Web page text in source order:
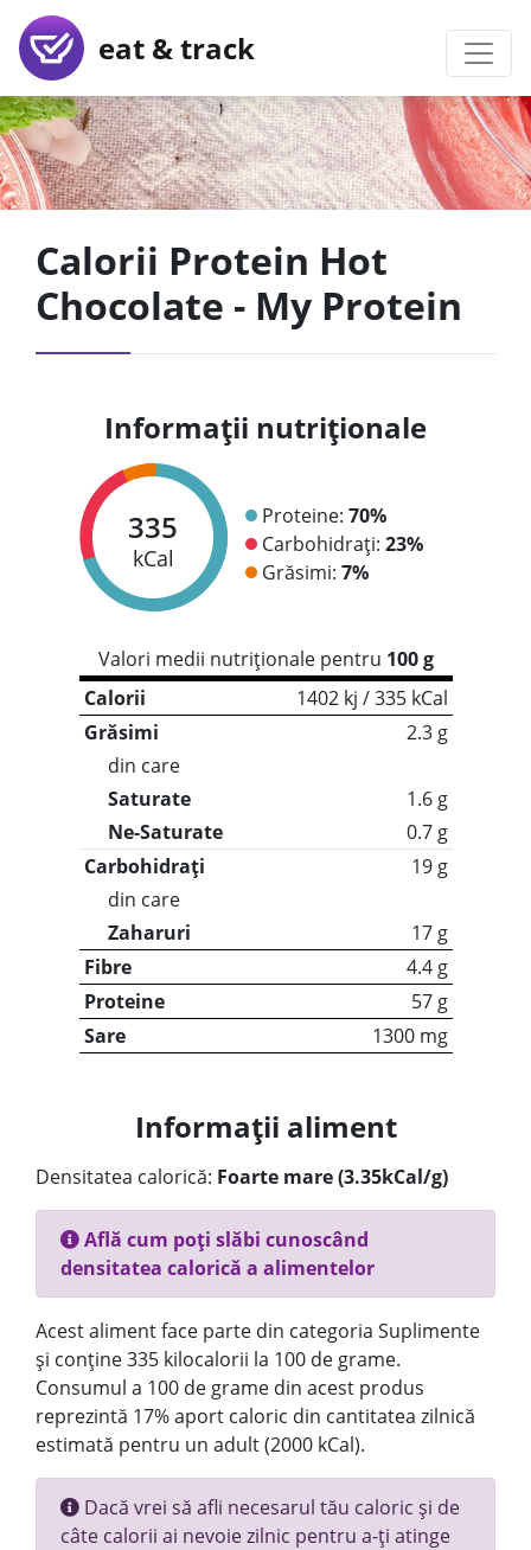
eat & track
Calorii Protein Hot
Chocolate - My Protein
Informații nutriționale
335
kCal
Proteine: 70%
Carbohidrați: 23%
Grăsimi: 7%
Valori medii nutriționale pentru 100 g
Calorii
1402 kj / 335 kCal
Grăsimi
2.3 g
din care
Saturate
1.6 g
Ne-Saturate
0.7 g
Carbohidrați
19 g
din care
Zaharuri
17 g
Fibre
4.4 g
Proteine
57 g
Sare
1300 mg
Informații aliment
Densitatea calorică: Foarte mare (3.35kCal/g)
Află cum poți slăbi cunoscând
densitatea calorică a alimentelor
Acest aliment face parte din categoria Suplimente
și conține 335 kilocalorii la 100 de grame.
Consumul a 100 de grame din acest produs
reprezintă 17% aport caloric din cantitatea zilnică
estimată pentru un adult (2000 kCal).
Dacă vrei să afli necesarul tău caloric și de
câte calorii ai nevoie zilnic pentru a-ți atinge